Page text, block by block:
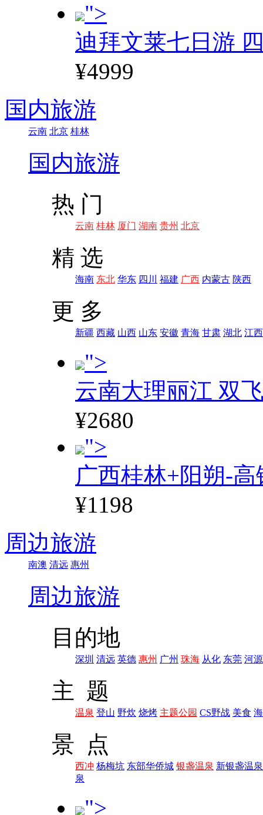
">
迪拜文莱七日游
¥4999
国内旅游
云南 北京 桂林
国内旅游
热 门
云南 桂林 厦门 湖南 贵州 北京
精 选
海南 东北 华东 四川 福建 广西 内蒙古 陕西
更 多
新疆 西藏 山西 山东 安徽 青海 甘肃 湖北 江西
">
云南大理丽江 双
¥2680
">
广西桂林+阳朔-高
¥1198
周边旅游
南澳 清远 惠州
周边旅游
目的地
深圳 清远 英德 惠州 广州 珠海 从化 东莞 河源
主 题
温泉 登山 野炊 烧烤 主题公园 CS野战 美食
景 点
西冲 杨梅坑 东部华侨城 银盏温泉 新银盏温泉
泉
">